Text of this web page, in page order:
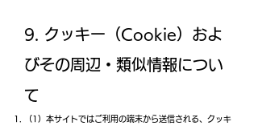
9. クッキー（Cookie）およ
びその周辺・類似情報につい
て
（1）本サイトではご利用の端末から送信される、クッキ